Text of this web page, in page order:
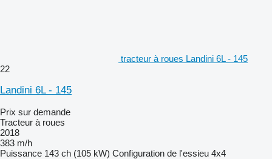
tracteur à roues Landini 6L - 145
22
Landini 6L - 145
Prix sur demande
Tracteur à roues
2018
383 m/h
Puissance 143 ch (105 kW) Configuration de l'essieu 4x4